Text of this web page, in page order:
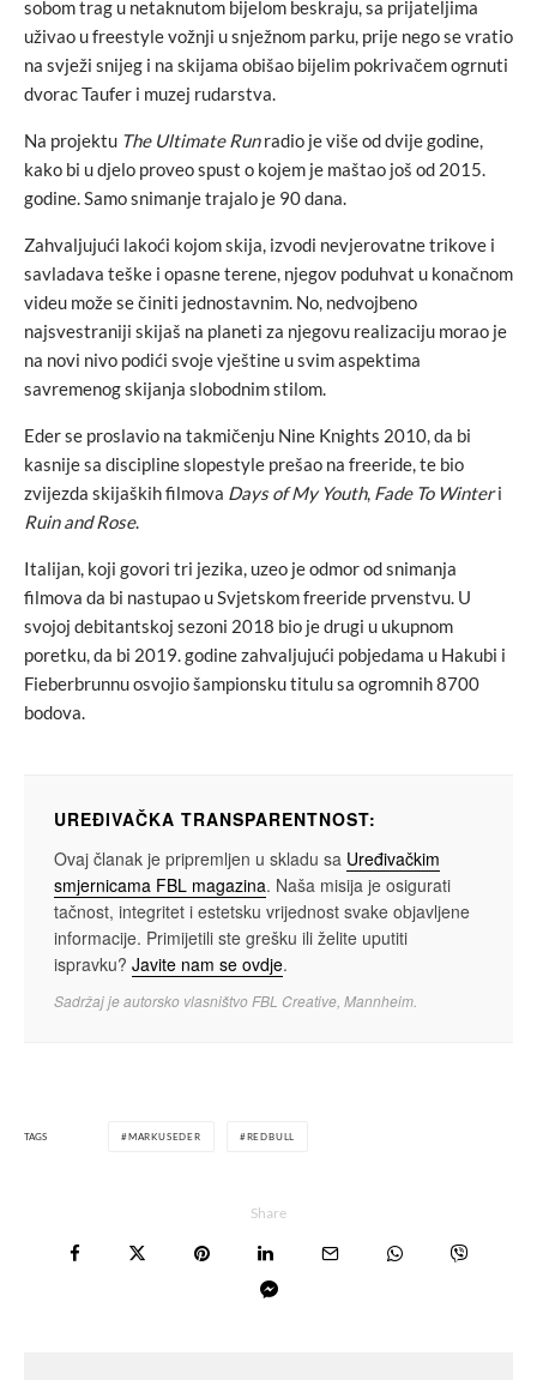
sobom trag u netaknutom bijelom beskraju, sa prijateljima
uživao u freestyle vožnji u snježnom parku, prije nego se vratio
na svježi snijeg i na skijama obišao bijelim pokrivačem ogrnuti
dvorac Taufer i muzej rudarstva.
Na projektu The Ultimate Runradio je više od dvije godine,
kako bi u djelo proveo spust o kojem je maštao još od 2015.
godine. Samo snimanje trajalo je 90 dana.
Zahvaljujući lakoći kojom skija, izvodi nevjerovatne trikove i
savladava teške i opasne terene, njegov poduhvat u konačnom
videu može se činiti jednostavnim. No, nedvojbeno
najsvestraniji skijaš na planeti za njegovu realizaciju morao je
na novi nivo podići svoje vještine u svim aspektima
savremenog skijanja slobodnim stilom.
Eder se proslavio na takmičenju Nine Knights 2010, da bi
kasnije sa discipline slopestyle prešao na freeride, te bio
zvijezda skijaških filmova Days of My Youth, Fade To Winteri
Ruin and Rose.
Italijan, koji govori tri jezika, uzeo je odmor od snimanja
filmova da bi nastupao u Svjetskom freeride prvenstvu. U
svojoj debitantskoj sezoni 2018 bio je drugi u ukupnom
poretku, da bi 2019. godine zahvaljujući pobjedama u Hakubi i
Fieberbrunnu osvojio šampionsku titulu sa ogromnih 8700
bodova.
UREĐIVAČKA TRANSPARENTNOST:
Ovaj članak je pripremljen u skladu sa Uređivačkim
smjernicama FBL magazina. Naša misija je osigurati
tačnost, integritet i estetsku vrijednost svake objavljene
informacije. Primijetili ste grešku ili želite uputiti
ispravku? Javite nam se ovdje.
Sadržaj je autorsko vlasništvo FBL Creative, Mannheim.
TAGS MARKUSEDER REDBULL
Share